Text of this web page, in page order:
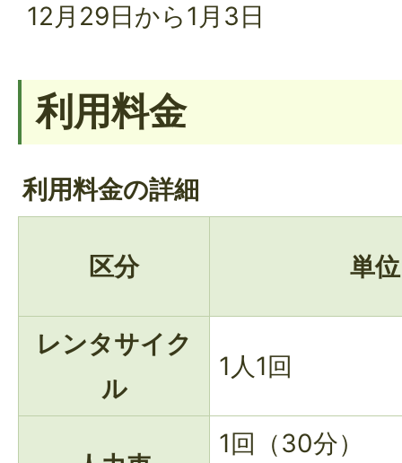
12月29日から1月3日
利用料金
利用料金の詳細
区分 単位
レンタサイク
ル
1人1回
1回（30分）